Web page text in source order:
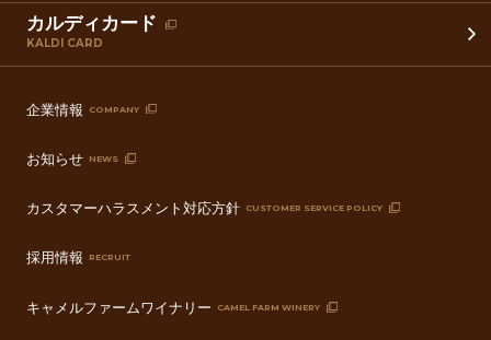
カルディカード
KALDI CARD
企業情報 COMPANY
お知らせ NEWS
カスタマーハラスメント対応方針 CUSTOMER SERVICE POLICY
採用情報 RECRUIT
キャメルファームワイナリー CAMEL FARM WINERY